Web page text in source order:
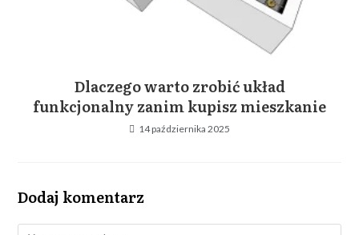
Dlaczego warto zrobić układ
funkcjonalny zanim kupisz mieszkanie
14 października 2025
Dodaj komentarz